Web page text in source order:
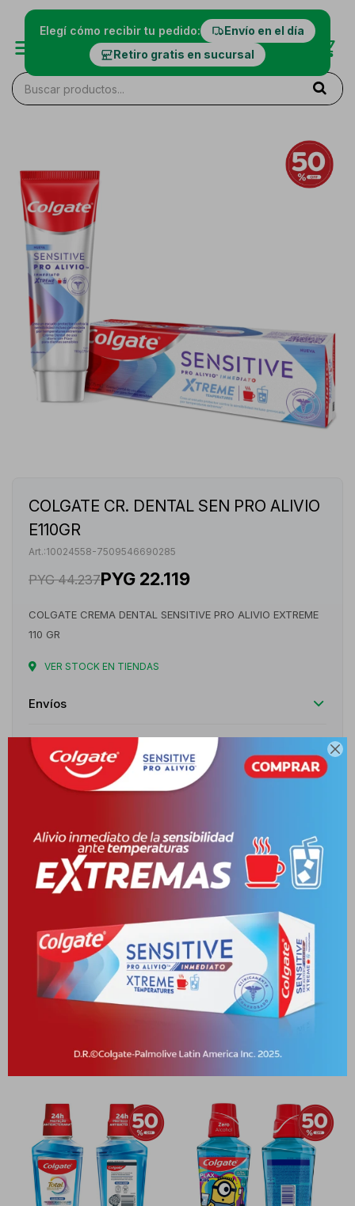

Elegí cómo recibir tu pedido:
Envío en el día
Retiro gratis en sucursal
COLGATE CR. DENTAL SEN PRO ALIVIO
E110GR
10024558-7509546690285
PYG 44.237PYG 22.119
COLGATE CREMA DENTAL SENSITIVE PRO ALIVIO EXTREME
110 GR
VER STOCK EN TIENDAS
Envíos
Cambios y Devoluciones
Medios de pago
Descripción
DESCRIPCION DEL PRODUCTO CREMA DENTAL SENSITIVE PRO
ALIVIO INMEDIATO EXTREME DE 110G. AYUDA A COMBATIR LA
SENSIBILIDAD ANTE TEMP
Productos que te pueden interesar